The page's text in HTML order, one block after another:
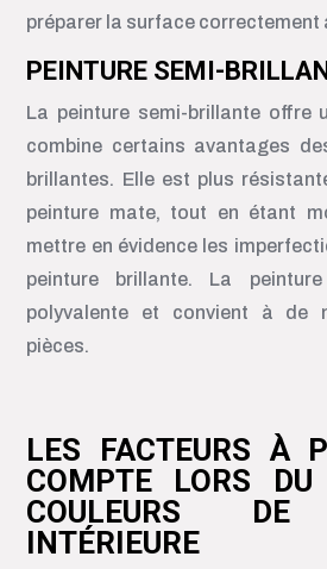
préparer la surface correctement
PEINTURE SEMI-
La peinture semi-brillante offre
combine certains avantages
brillantes. Elle est plus
peinture mate, tout en étant
mettre en évidence les
peinture brillante. La
polyvalente et convient à de
pièces.
LES FACTEURS À
COMPTE LORS
COULEURS DE
INTÉRIEURE